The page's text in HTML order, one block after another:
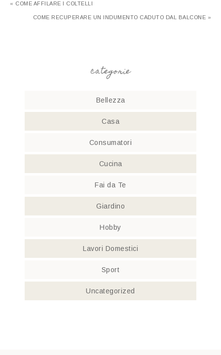
« COME AFFILARE I COLTELLI
COME RECUPERARE UN INDUMENTO CADUTO DAL BALCONE »
categorie
Bellezza
Casa
Consumatori
Cucina
Fai da Te
Giardino
Hobby
Lavori Domestici
Sport
Uncategorized